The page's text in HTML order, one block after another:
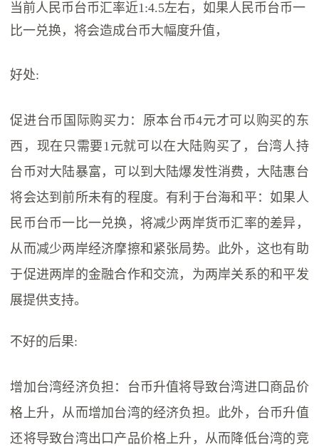
当前人民币台币汇率近1:4.5左右，如果人民币台币一
比一兑换，将会造成台币大幅度升值，
好处:
促进台币国际购买力：原本台币4元才可以购买的东
西，现在只需要1元就可以在大陆购买了，台湾人持
台币对大陆暴富，可以到大陆爆发性消费，大陆惠台
将会达到前所未有的程度。有利于台海和平：如果人
民币台币一比一兑换，将减少两岸货币汇率的差异，
从而减少两岸经济摩擦和紧张局势。此外，这也有助
于促进两岸的金融合作和交流，为两岸关系的和平发
展提供支持。
不好的后果:
增加台湾经济负担：台币升值将导致台湾进口商品价
格上升，从而增加台湾的经济负担。此外，台币升值
还将导致台湾出口产品价格上升，从而降低台湾的竞